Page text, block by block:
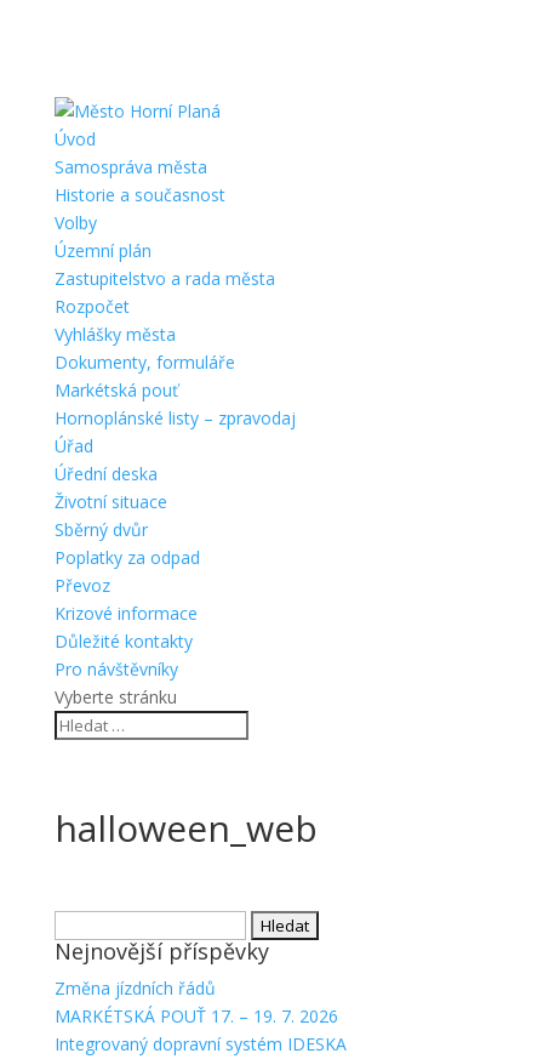
Úvod
Samospráva města
Historie a současnost
Volby
Územní plán
Zastupitelstvo a rada města
Rozpočet
Vyhlášky města
Dokumenty, formuláře
Markétská pouť
Hornoplánské listy – zpravodaj
Úřad
Úřední deska
Životní situace
Sběrný dvůr
Poplatky za odpad
Převoz
Krizové informace
Důležité kontakty
Pro návštěvníky
Vyberte stránku
halloween_web
Nejnovější příspěvky
Změna jízdních řádů
MARKÉTSKÁ POUŤ 17. – 19. 7. 2026
Integrovaný dopravní systém IDESKA